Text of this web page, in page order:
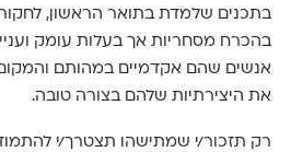
בתכנים שלמדת בתואר הראשון, לחקור
בהכרח מסחריות אך בעלות עומק
אנשים שהם אקדמיים במהותם
את היצירתיות שלהם בצורה טובה.
רק תזכור/י שמתישהו תצטרך/י